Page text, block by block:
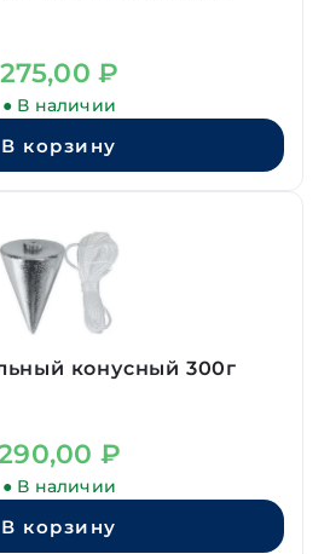
275,00₽
● В наличии
В корзину
конусный 300г
₽
● В наличии
В корзину